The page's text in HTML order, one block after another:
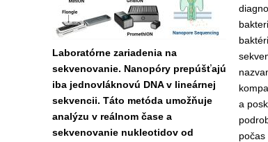
Laboratórne zariadenia na
sekvenovanie. Nanopóry prepúšťajú
iba jednovláknovú DNA v lineárnej
sekvencii. Táto metóda umožňuje
analýzu v reálnom čase a
sekvenovanie nukleotidov od
a